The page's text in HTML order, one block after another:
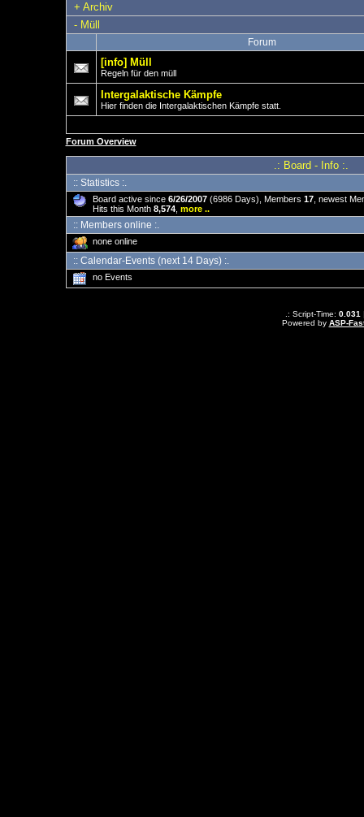
+ Archiv
- Müll
Forum
[info] Müll
Regeln für den müll
Intergalaktische Kämpfe
Hier finden die Intergalaktischen Kämpfe statt.
Forum Overview
.: Board - Info :.
:: Statistics :.
Board active since 6/26/2007(6986 Days), Members 17, newest
Hits this Month 8,574, more ..
:: Members online :.
none online
:: Calendar-Events (next 14 Days) :.
no Events
.: Script-Time: 0.031
Powered by ASP-